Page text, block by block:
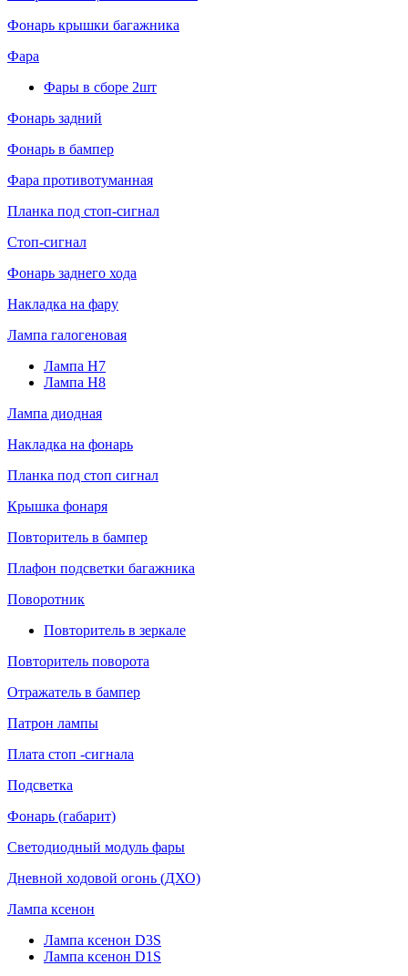
Фонарь крышки багажника
Фара
Фары в сборе 2шт
Фонарь задний
Фонарь в бампер
Фара противотуманная
Планка под стоп-сигнал
Стоп-сигнал
Фонарь заднего хода
Накладка на фару
Лампа галогеновая
Лампа H7
Лампа H8
Лампа диодная
Накладка на фонарь
Планка под стоп сигнал
Крышка фонаря
Повторитель в бампер
Плафон подсветки багажника
Поворотник
Повторитель в зеркале
Повторитель поворота
Отражатель в бампер
Патрон лампы
Плата стоп -сигнала
Подсветка
Фонарь (габарит)
Светодиодный модуль фары
Дневной ходовой огонь (ДХО)
Лампа ксенон
Лампа ксенон D3S
Лампа ксенон D1S